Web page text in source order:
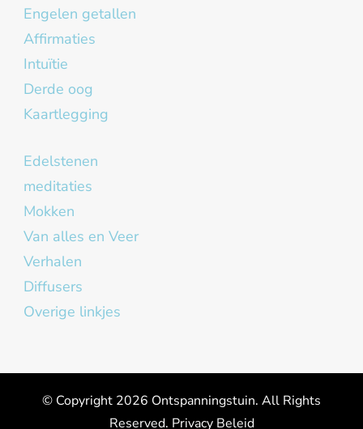
Engelen getallen
Affirmaties
Intuïtie
Derde oog
Kaartlegging
Edelstenen
meditaties
Mokken
Van alles en Veer
Verhalen
Diffusers
Overige linkjes
© Copyright 2026 Ontspanningstuin. All Rights
Reserved. Privacy Beleid